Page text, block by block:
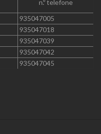
n.º telefone
935047005
935047018
935047039
935047042
935047045